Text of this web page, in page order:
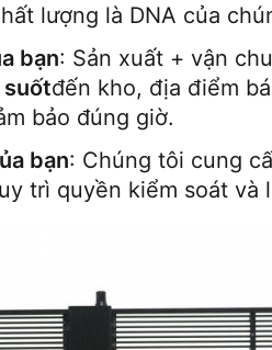
lượng là DNA của
bạn: Sản xuất + vận
suốtđến kho, địa điểm
bảo đúng giờ.
bạn: Chúng tôi cung
trì quyền kiểm soát và